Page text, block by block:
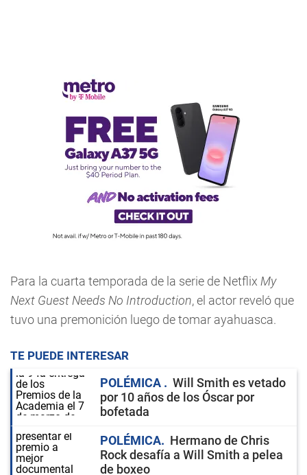
Para la cuarta temporada de la serie de Netflix My
Next Guest Needs No Introduction, el actor reveló que
tuvo una premonición luego de tomar ayahuasca.
TE PUEDE INTERESAR
POLÉMICA
Will Smith es vetado
por 10 años de los Óscar por
bofetada
POLÉMICA
Hermano de Chris
Rock desafía a Will Smith a pelea
de boxeo